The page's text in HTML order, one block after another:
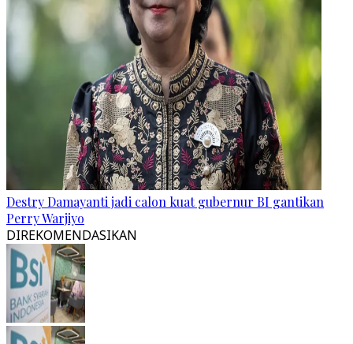
Destry Damayanti jadi calon kuat gubernur BI gantikan
Perry Warjiyo
DIREKOMENDASIKAN